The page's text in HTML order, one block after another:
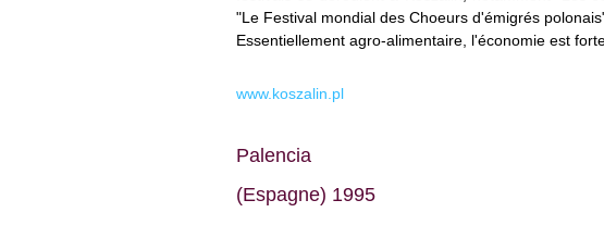
"Le Festival mondial des Choeurs d'émigrés
Essentiellement agro-alimentaire, l'économie est
www.koszalin.pl
Palencia
(Espagne) 1995